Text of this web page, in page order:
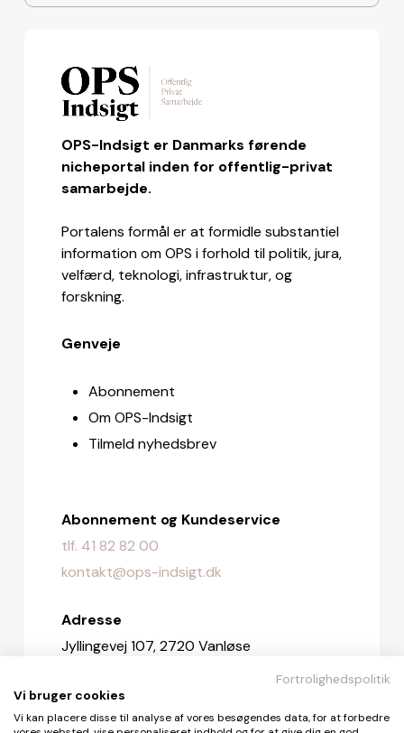
OPS-Indsigt er Danmarks førende
nicheportal inden for offentlig-privat
samarbejde.
Portalens formål er at formidle substantiel
information om OPS i forhold til politik, jura,
velfærd, teknologi, infrastruktur, og
forskning.
Genveje
Abonnement
Om OPS-Indsigt
Tilmeld nyhedsbrev
Abonnement og Kundeservice
tlf. 41 82 82 00
kontakt@ops-indsigt.dk
Adresse
Jyllingevej 107, 2720 Vanløse
Redaktionen
redaktionen@ops-indsigt.dk
Fortrolighedspolitik
Vi bruger cookies
Vi kan placere disse til analyse af vores besøgendes data, for at forbedre